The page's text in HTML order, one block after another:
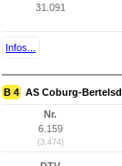
31.091
Infos...
B 4 AS Coburg-
Nr.
6.159
(3.474)